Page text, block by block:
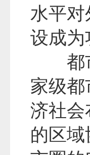
水平
设成为
都
家级
济社会
的区